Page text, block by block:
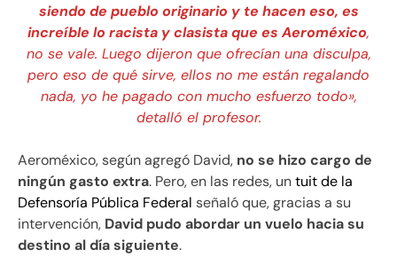
siendo de pueblo originario y te hacen eso, es
increíble lo racista y clasista que es Aeroméxico,
no se vale. Luego dijeron que ofrecían una disculpa,
pero eso de qué sirve, ellos no me están regalando
nada, yo he pagado con mucho esfuerzo todo»,
detalló el profesor.
Aeroméxico, según agregó David, no se hizo cargo de
ningún gasto extra. Pero, en las redes, untuit de la
Defensoría Pública Federal señaló que, gracias a su
intervención, David pudo abordar un vuelo hacia su
destino al día siguiente.